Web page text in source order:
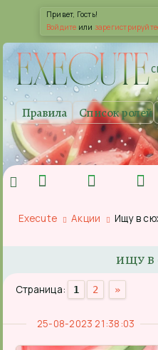
Правила Список ролей
EXECUTE
Привет, Гость!
Войдите или
Execute Акции Ищу в
ИЩУ
Страница: 1 2 »
25-08-2023 21:38:03